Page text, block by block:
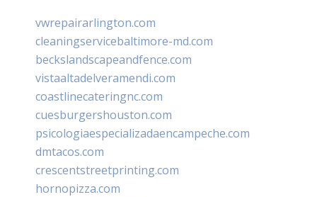
vwrepairarlington.com
cleaningservicebaltimore-md.com
beckslandscapeandfence.com
vistaaltadelveramendi.com
coastlinecateringnc.com
cuesburgershouston.com
psicologiaespecializadaencampeche.com
dmtacos.com
crescentstreetprinting.com
hornopizza.com